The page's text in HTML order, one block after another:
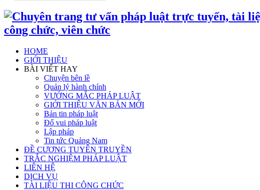
công chức, viên chức
HOME
GIỚI THIỆU
BÀI VIẾT HAY
Chuyện bên lề
Quản lý hành chính
VƯỚNG MẮC PHÁP LUẬT
GIỚI THIỆU VĂN BẢN MỚI
Bản tin pháp luật
Đố vui pháp luật
Lập pháp
Tin tức Quảng Nam
ĐỀ CƯƠNG TUYÊN TRUYỀN
TRẮC NGHIỆM PHÁP LUẬT
LIÊN HỆ
DỊCH VỤ
TÀI LIỆU THI CÔNG CHỨC